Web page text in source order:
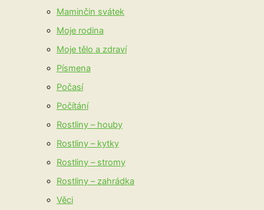
Maminčin svátek
Moje rodina
Moje tělo a zdraví
Písmena
Počasí
Počítání
Rostliny – houby
Rostliny – kytky
Rostliny – stromy
Rostliny – zahrádka
Věci